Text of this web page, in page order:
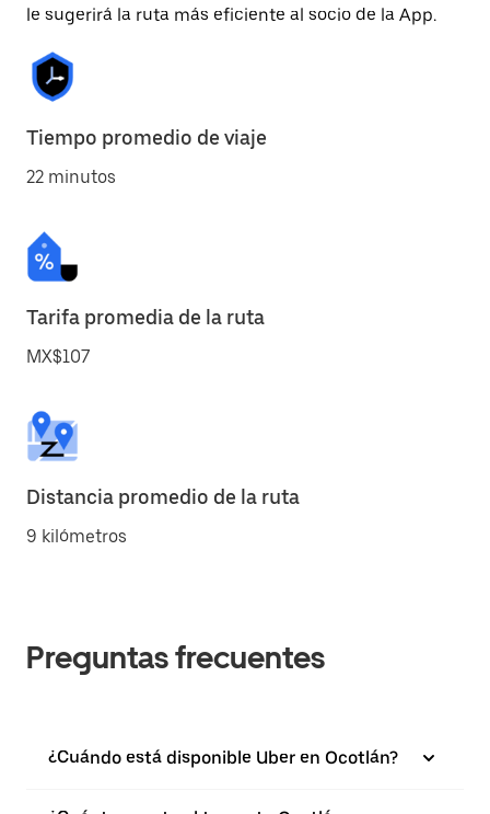
le sugerirá la ruta más eficiente al socio de la App.
Tiempo promedio de viaje
22 minutos
Tarifa promedia de la ruta
MX$107
Distancia promedio de la ruta
9 kilómetros
Preguntas frecuentes
¿Cuándo está disponible Uber en Ocotlán?